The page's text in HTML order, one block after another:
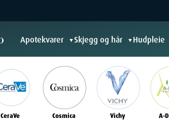
Apotekvarer ▼Skjegg og hår ▼ Hudpleie
CeraVe Cosmica Vichy A-